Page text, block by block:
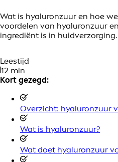
Wat is hyaluronzuur en hoe
voordelen van hyaluronzuur
ingrediënt is in huidverzorging.
Leestijd
12 min
Kort gezegd:
Overzicht: hyaluronzuur
Wat is hyaluronzuur?
Wat doet hyaluronzuur